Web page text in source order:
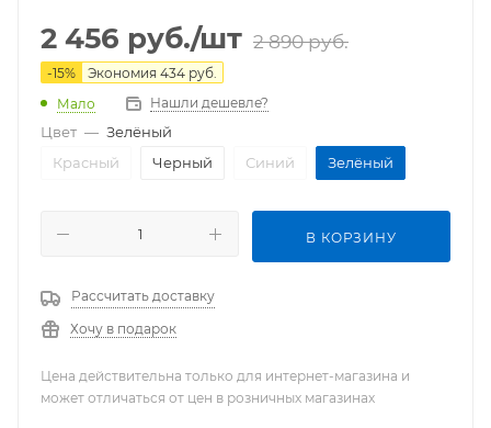
2 456 руб./шт 2 890руб.
-15% Экономия 434 руб.
Мало
Нашли дешевле?
Цвет — Зелёный
Красный
Черный Синий Зелёный
В КОРЗИНУ
Рассчитать доставку
Хочу в подарок
Цена действительна только для интернет-магазина и
может отличаться от цен в розничных магазинах